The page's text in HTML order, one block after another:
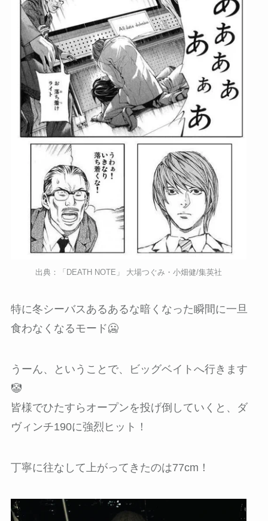
出典：「DEATH NOTE」 大場つぐみ・小畑健/集英社
特に冬シーバスあるあるな暗くなった瞬間に一旦
食わなくなるモード🥶
うーん、ということで、ビッグベイトへ行きます
🤡
皆様でひたすらオープンを投げ倒していくと、ダ
ヴィンチ190に強烈ヒット！
丁寧に往なして上がってきたのは77cm！